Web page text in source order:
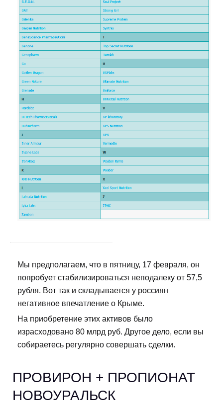
Мы предполагаем, что в пятницу, 17 февраля, он
попробует стабилизироваться неподалеку от 57,5
рубля. Вот так и складывается у россиян
негативное впечатление о Крыме.
На приобретение этих активов было
израсходовано 80 млрд руб. Другое дело, если вы
собираетесь регулярно совершать сделки.
ПРОВИРОН + ПРОПИОНАТ
НОВОУРАЛЬСК